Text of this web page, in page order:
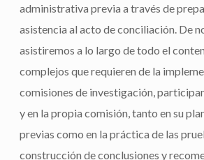
administrativa previa a través de
asistencia al acto de conciliación. De
asistiremos a lo largo de todo el
complejos que requieren de la
comisiones de investigación,
y en la propia comisión, tanto en su
previas como en la práctica de las
construcción de conclusiones y